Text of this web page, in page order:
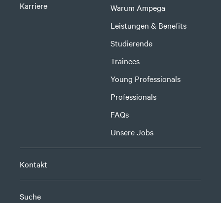
Karriere
Warum Ampega
Leistungen & Benefits
Studierende
Trainees
Young Professionals
Professionals
FAQs
Unsere Jobs
Kontakt
Suche